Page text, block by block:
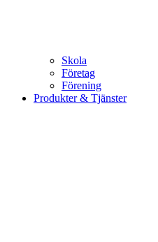
Skola
Företag
Förening
Produkter & Tjänster